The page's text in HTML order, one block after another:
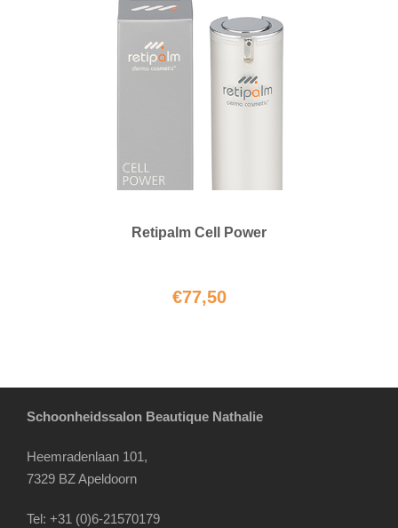
Retipalm Cell Power
€77,50
Schoonheidssalon Beautique Nathalie
Heemradenlaan 101,
7329 BZ Apeldoorn
Tel: +31 (0)6-21570179